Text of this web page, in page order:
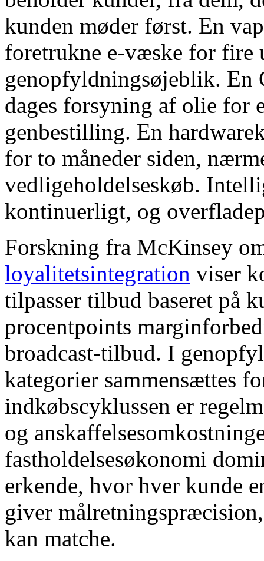
kunden møder først. En
foretrukne e-væske for fire
genopfyldningsøjeblik. En
dages forsyning af olie for
genbestilling. En
for to måneder siden,
vedligeholdelseskøb.
kontinuerligt, og
Forskning fra McKinsey
loyalitetsintegration viser
tilpasser tilbud baseret på
procentpoints
broadcast-tilbud. I
kategorier sammensættes
indkøbscyklussen er
og
fastholdelsesøkonomi
erkende, hvor hver kunde
giver
kan matche.